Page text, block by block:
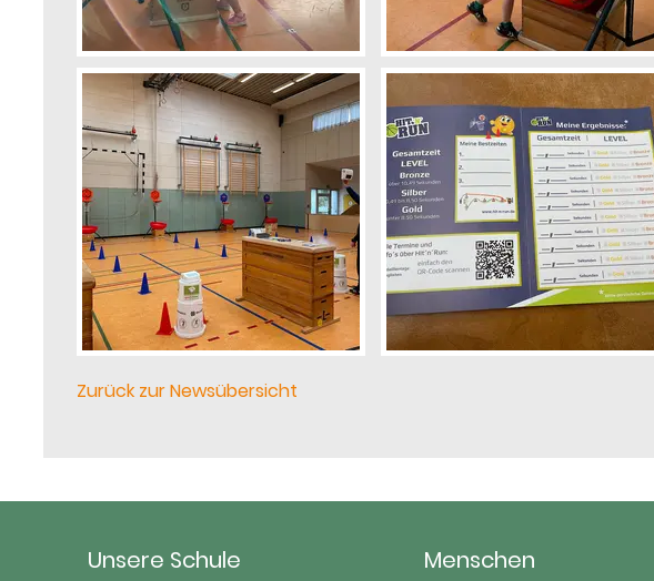
Zurück zur Newsübersicht
Unsere Schule Menschen